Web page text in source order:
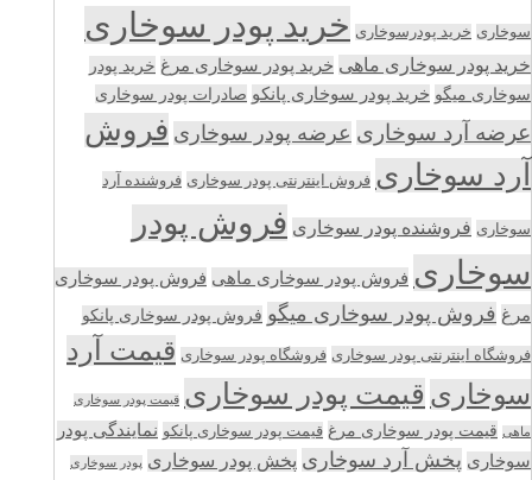
سوخاری خرید پودرسوخاری خرید پودر سوخاری
خرید پودر سوخاری ماهی خرید پودر سوخاری مرغ خرید پودر
سوخاری میگو خرید پودر سوخاری پانکو صادرات پودر سوخاری
عرضه آرد سوخاری عرضه پودر سوخاری فروش
آرد سوخاری فروش اینترنتی پودر سوخاری فروشنده آرد
سوخاری فروشنده پودر سوخاری فروش پودر
سوخاری فروش پودر سوخاری ماهی فروش پودر سوخاری
مرغ فروش پودر سوخاری میگو فروش پودر سوخاری پانکو
فروشگاه اینترنتی پودر سوخاری فروشگاه پودر سوخاری قیمت آرد
سوخاری قیمت پودر سوخاری قیمت پودر سوخاری
ماهی قیمت پودر سوخاری مرغ قیمت پودر سوخاری پانکو نمایندگی پودر
سوخاری پخش آرد سوخاری پخش پودر سوخاری پودر سوخاری